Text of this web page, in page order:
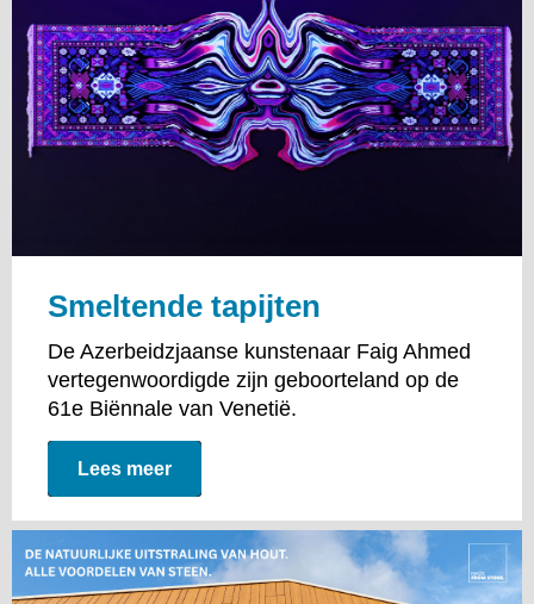
Smeltende tapijten
De Azerbeidzjaanse kunstenaar Faig Ahmed
vertegenwoordigde zijn geboorteland op de
61e Biënnale van Venetië.
Lees meer